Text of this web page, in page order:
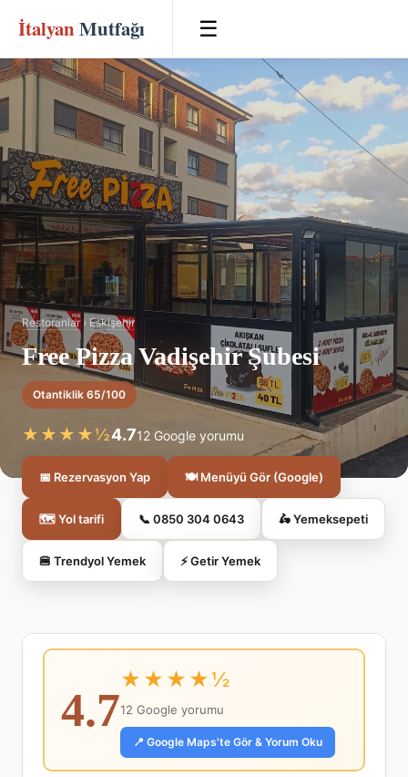
İtalyan Mutfağı ☰
Restoranlar › Eskişehir
Free Pizza Vadişehir Şubesi
Otantiklik 65/100
★★★★½4.712 Google yorumu
📅 Rezervasyon Yap 🍽️ Menüyü Gör (Google)
🗺️ Yol tarifi 📞 0850 304 0643 🛵 Yemeksepeti
🍔 Trendyol Yemek ⚡ Getir Yemek
4.7
★★★★½
12 Google yorumu
📍 Google Maps'te Gör & Yorum Oku